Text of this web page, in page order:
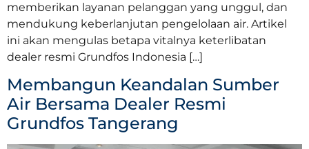
memberikan layanan pelanggan yang unggul, dan
mendukung keberlanjutan pengelolaan air. Artikel
ini akan mengulas betapa vitalnya keterlibatan
dealer resmi Grundfos Indonesia […]
Membangun Keandalan Sumber
Air Bersama Dealer Resmi
Grundfos Tangerang